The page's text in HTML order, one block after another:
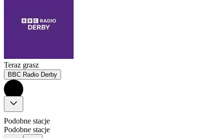
Teraz grasz
BBC Radio Derby
Podobne stacje
Podobne stacje